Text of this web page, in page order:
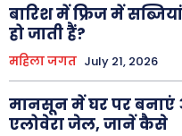
बारिश में फ्रिज में
हो जाती हैं?
महिला जगत July 21, 2026
मानसून में घर पर
एलोवेरा जेल, जानें कैसे